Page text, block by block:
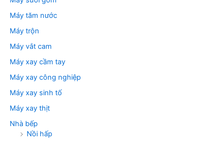
Máy tăm nước
Máy trộn
Máy vắt cam
Máy xay cầm tay
Máy xay công nghiệp
Máy xay sinh tố
Máy xay thịt
Nhà bếp
Nồi hấp